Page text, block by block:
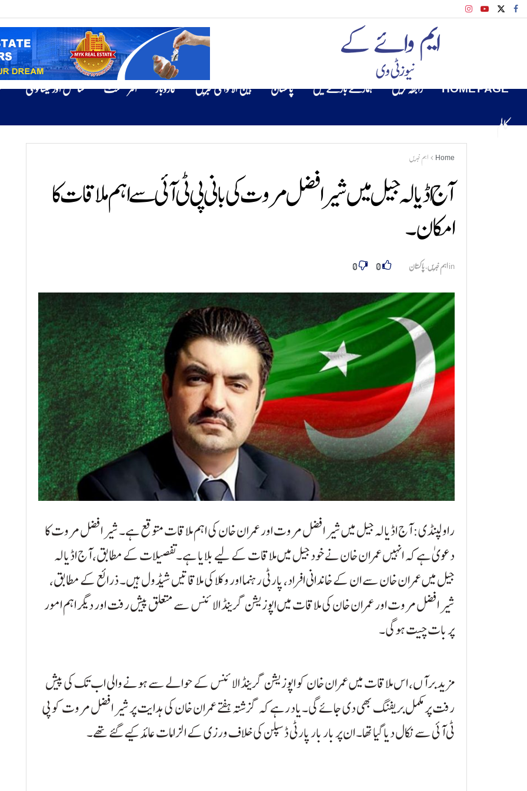
HOME PAGE رابطہ کریں ہمارے بارے میں پاکستان بین الاقوامی خبریں کاروبار انٹرٹینمنٹ سائنس اور ٹیکنالوجی
کالم
Home اہم خبریں
آج اڈیالہ جیل میں شیر افضل مروت کی بانی پی ٹی آئی سے اہم ملاقات کا
امکان۔
in اہم خبریں,پاکستان 0
0
راولپنڈی: آج اڈیالہ جیل میں شیر افضل مروت اور عمران خان کی اہم ملاقات متوقع ہے۔ شیر افضل مروت کا
دعویٰ ہے کہ انہیں عمران خان نے خود جیل میں ملاقات کے لیے بلایا ہے۔تفصیلات کے مطابق، آج اڈیالہ
جیل میں عمران خان سے ان کے خاندانی افراد، پارٹی رہنما اور وکلا کی ملاقاتیں شیڈول ہیں۔ ذرائع کے مطابق،
شیر افضل مروت اور عمران خان کی ملاقات میں اپوزیشن گرینڈ الائنس سے متعلق پیش رفت اور دیگر اہم امور
پر بات چیت ہوگی۔
مزید برآں، اس ملاقات میں عمران خان کو اپوزیشن گرینڈ الائنس کے حوالے سے ہونے والی اب تک کی پیش
رفت پر مکمل بریفنگ بھی دی جائے گی۔یاد رہے کہ گزشتہ ہفتے عمران خان کی ہدایت پر شیر افضل مروت کو پی
ٹی آئی سے نکال دیا گیا تھا۔ ان پر بار بار پارٹی ڈسپلن کی خلاف ورزی کے الزامات عائد کیے گئے تھے۔